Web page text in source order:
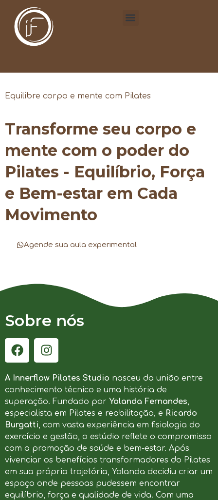
Equilibre corpo e mente com Pilates
Transforme seu corpo e
mente com o poder do
Pilates - Equilíbrio, Força
e Bem-estar em Cada
Movimento
Agende sua aula experimental
Sobre nós
A Innerflow Pilates Studio nasceu da união entre
conhecimento técnico e uma história de
superação. Fundado por Yolanda Fernandes,
especialista em Pilates e reabilitação, e Ricardo
Burgatti, com vasta experiência em fisiologia do
exercício e gestão, o estúdio reflete o compromisso
com a promoção de saúde e bem-estar. Após
vivenciar os benefícios transformadores do Pilates
em sua própria trajetória, Yolanda decidiu criar um
espaço onde pessoas pudessem encontrar
equilíbrio, força e qualidade de vida. Com uma